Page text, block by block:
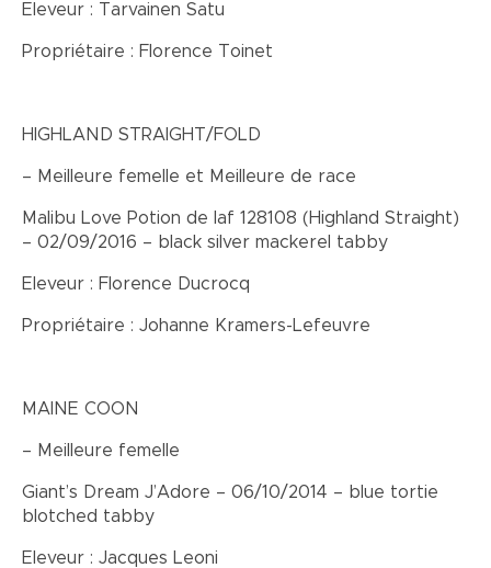
Eleveur : Tarvainen Satu
Propriétaire : Florence Toinet
HIGHLAND STRAIGHT/FOLD
– Meilleure femelle et Meilleure de race
Malibu Love Potion de laf 128108 (Highland Straight)
– 02/09/2016 – black silver mackerel tabby
Eleveur : Florence Ducrocq
Propriétaire : Johanne Kramers-Lefeuvre
MAINE COON
– Meilleure femelle
Giant’s Dream J’Adore – 06/10/2014 – blue tortie
blotched tabby
Eleveur : Jacques Leoni